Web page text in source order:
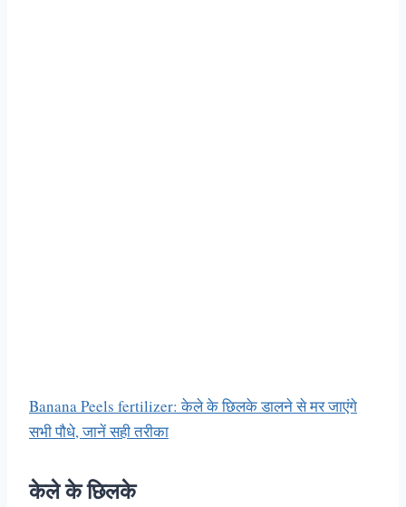
Banana Peels fertilizer: केले के छिलके डालने से मर जाएंगे
सभी पौधे, जानें सही तरीका
केले के छिलके